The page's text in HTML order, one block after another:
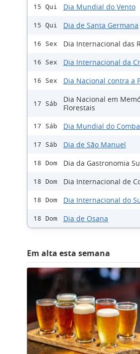
15 Qui Dia Mundial do Vento
15 Qui Dia de Santa Germana
16 Sex Dia Internacional das
16 Sex Dia Internacional da
16 Sex Dia Nacional contra a
17 Sáb
Dia Nacional em
Florestais
17 Sáb Dia Mundial do
17 Sáb Dia de São Manuel
18 Dom Dia da Gastronomia
18 Dom Dia Internacional de
18 Dom Dia Internacional do
18 Dom Dia de Osana
Em alta esta semana